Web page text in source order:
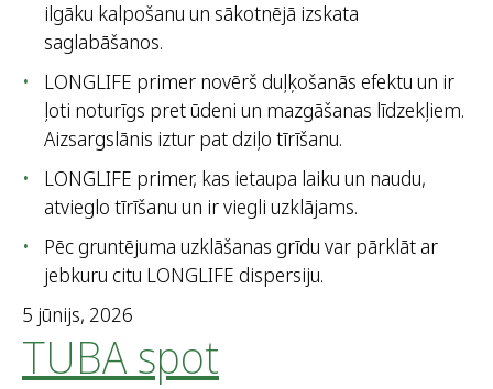
ilgāku kalpošanu un sākotnējā izskata
saglabāšanos.
LONGLIFE primer novērš duļķošanās efektu un ir
ļoti noturīgs pret ūdeni un mazgāšanas līdzekļiem.
Aizsargslānis iztur pat dziļo tīrīšanu.
LONGLIFE primer, kas ietaupa laiku un naudu,
atvieglo tīrīšanu un ir viegli uzklājams.
Pēc gruntējuma uzklāšanas grīdu var pārklāt ar
jebkuru citu LONGLIFE dispersiju.
5 jūnijs, 2026
TUBA spot